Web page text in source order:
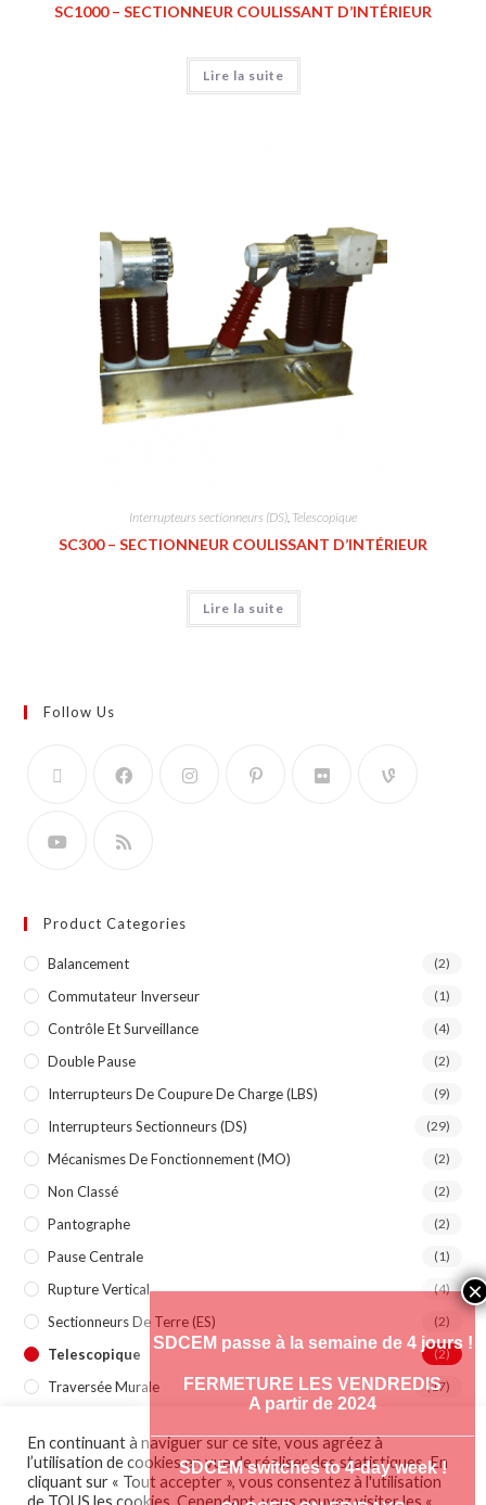
SC1000 – SECTIONNEUR COULISSANT D’INTÉRIEUR
Lire la suite
Interrupteurs sectionneurs (DS) Telescopique
SC300 – SECTIONNEUR COULISSANT D’INTÉRIEUR
Lire la suite
Follow Us
Product Categories
Balancement (2)
Commutateur Inverseur (1)
Contrôle Et Surveillance (4)
Double Pause (2)
Interrupteurs De Coupure De Charge (LBS) (9)
Interrupteurs Sectionneurs (DS) (29)
Mécanismes De Fonctionnement (MO) (2)
Non Classé (2)
Pantographe (2)
Pause Centrale (1)
Rupture Vertical (4)
Sectionneurs De Terre (ES) (2)
Telescopique (2)
Traversée Murale (17)
En continuant à naviguer sur ce site, vous agréez à
l’utilisation de cookies en vue de réaliser des statistiques. En
cliquant sur « Tout accepter », vous consentez à l'utilisation
de TOUS les cookies. Cependant, vous pouvez visiter les «
SDCEM passe à la semaine de 4 jours !
FERMETURE LES VENDREDIS
A partir de 2024
SDCEM switches to 4-day week !